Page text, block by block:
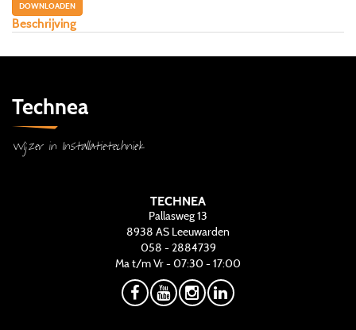
DOWNLOADEN
Beschrijving
Technea
Wijzer in Installatietechniek
TECHNEA
Pallasweg 13
8938 AS Leeuwarden
058 - 2884739
Ma t/m Vr - 07:30 - 17:00